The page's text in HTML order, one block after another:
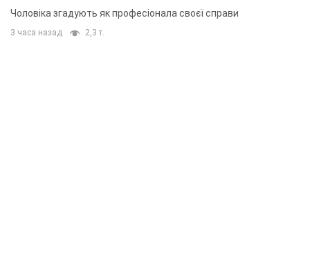
Чоловіка згадують як професіонала своєї справи
3 часа назад 2,3 т.